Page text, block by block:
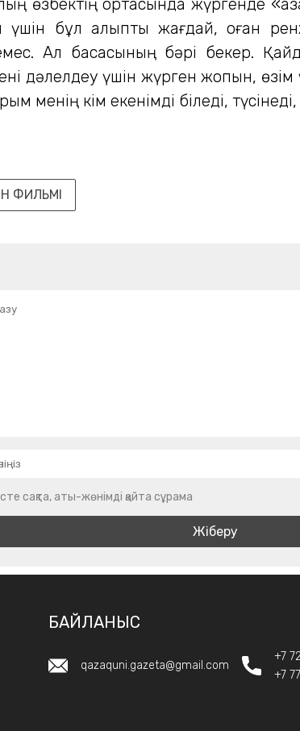
үшін бұл қалыпты жағдай, оған
Ал басқасының бәрі бекер.
дәлелдеу үшін жүрген жоқпын,
менің кім екенімді біледі,
ФИЛЬМІ
сақта, аты-жөнімді қайта сұрама
БАЙЛАНЫС
qazaquni.gazeta@gmail.com
+7
+7